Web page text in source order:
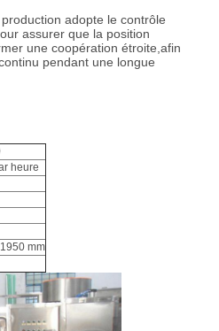
adopte le contrôle
assurer que la position
une coopération étroite,afin
pendant une longue
heure
mm